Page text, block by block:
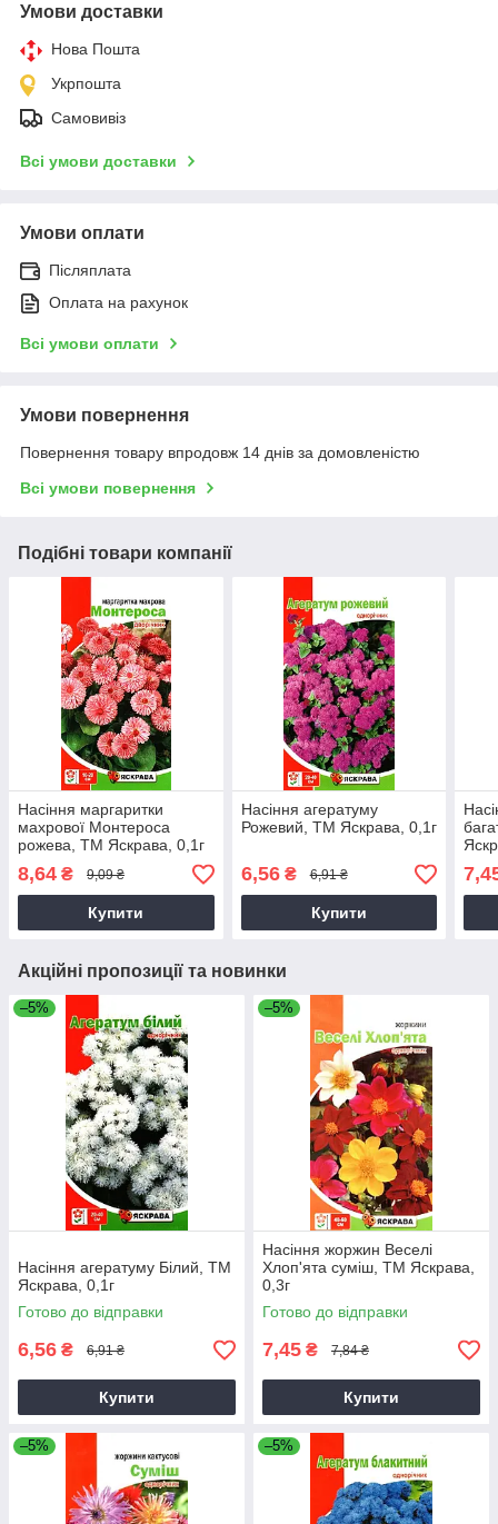
Умови доставки
Нова Пошта
Укрпошта
Самовивіз
Всі умови доставки
Умови оплати
Післяплата
Оплата на рахунок
Всі умови оплати
Умови повернення
Повернення товару впродовж 14 днів за домовленістю
Всі умови повернення
Подібні товари компанії
Насіння маргаритки
махрової Монтероса
рожева, ТМ Яскрава, 0,1г
8,64 ₴ 9,09 ₴
Купити
Насіння агератуму
Рожевий, ТМ Яскрава, 0,1г
6,56₴ 6,91 ₴
Купити
Акційні пропозиції та новинки
–5%
Насіння агератуму Бiлий, ТМ
Яскрава, 0,1г
Готово до відправки
6,56 ₴ 6,91 ₴
Купити
–5%
Насіння жоржин Веселi
Хлоп'ята суміш, ТМ Яскрава,
0,3г
Готово до відправки
7,45 ₴ 7,84 ₴
Купити
–5% –5%